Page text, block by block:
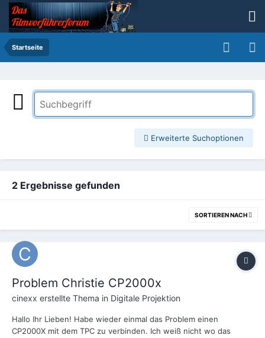
Startseite
Erweiterte Suchoptionen
2 Ergebnisse gefunden
SORTIEREN NACH
Problem Christie CP2000x
cinexx erstellte Thema in Digitale Projektion
Hallo Ihr Lieben! Habe wieder einmal das Problem einen
CP2000X mit dem TPC zu verbinden. Ich weiß nicht wo das